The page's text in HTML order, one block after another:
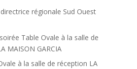
régionale Sud Ouest
Table Ovale à la salle de
MAISON GARCIA
à la salle de réception LA